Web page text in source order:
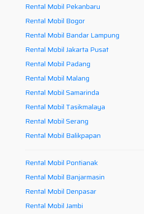
Rental Mobil Pekanbaru
Rental Mobil Bogor
Rental Mobil Bandar Lampung
Rental Mobil Jakarta Pusat
Rental Mobil Padang
Rental Mobil Malang
Rental Mobil Samarinda
Rental Mobil Tasikmalaya
Rental Mobil Serang
Rental Mobil Balikpapan
Rental Mobil Pontianak
Rental Mobil Banjarmasin
Rental Mobil Denpasar
Rental Mobil Jambi